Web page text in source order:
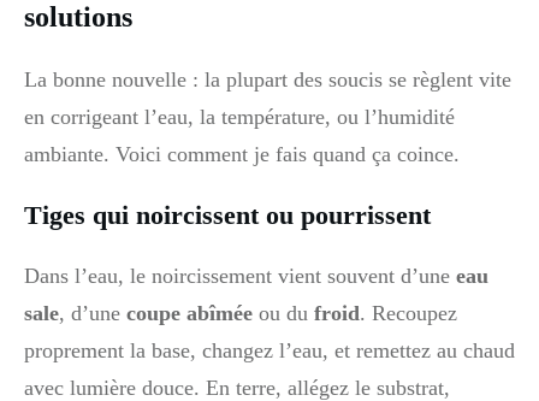
solutions
La bonne nouvelle : la plupart des soucis se règlent vite
en corrigeant l’eau, la température, ou l’humidité
ambiante. Voici comment je fais quand ça coince.
Tiges qui noircissent ou pourrissent
Dans l’eau, le noircissement vient souvent d’une eau
sale, d’une coupe abîmée ou du froid. Recoupez
proprement la base, changez l’eau, et remettez au chaud
avec lumière douce. En terre, allégez le substrat,